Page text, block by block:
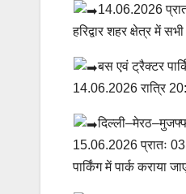
14.06.2026
हरिद्वार शहर क्षेत्र में
बस एवं ट्रैक्टर
14.06.2026 रात्रि
15.06.2026 प्रातः
पार्किंग में पार्क कराया